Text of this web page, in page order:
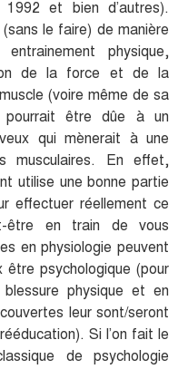
et bien d’autres).
le faire) de manière
physique,
de la force et de la
(voire même de sa
pourrait être dûe à un
qui mènerait à une
musculaires. En effet,
utilise une bonne partie
effectuer réellement ce
être en train de vous
en physiologie peuvent
psychologique (pour
blessure physique et en
leur sont/seront
Si l’on fait le
de psychologie